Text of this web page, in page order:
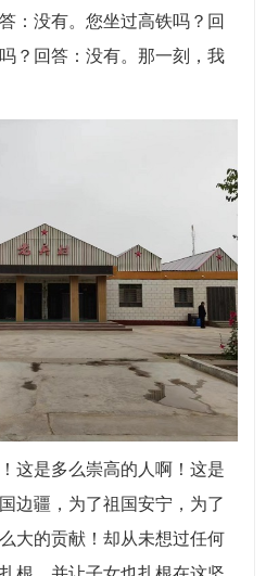
：没有。您坐过高铁吗？回
？回答：没有。那一刻，我
这是多么崇高的人啊！这是
边疆，为了祖国安宁，为了
大的贡献！却从未想过任何